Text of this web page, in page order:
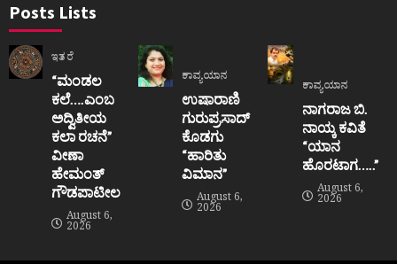
Posts Lists
ಇತರೆ
“ಮಂಡಲ
ಕಲೆ….ಎಂಬ
ಅದ್ವಿತೀಯ
ಕಲಾ ರಚನೆ”‌
ವೀಣಾ
ಹೇಮಂತ್‌
ಗೌಡಪಾಟೀಲ
August 6,
2026
ಕಾವ್ಯಯಾನ
ಉಷಾರಾಣಿ
ಗುರುಪ್ರಸಾದ್
ಕೊಡಗು
“ಹಾರಿತು
ವಿಮಾನ”
August 6,
2026
ಕಾವ್ಯಯಾನ
ನಾಗರಾಜ ಬಿ.
ನಾಯ್ಕ ಕವಿತೆ
“ಯಾನ
ಹೊರಟಾಗ…..”
August 6,
2026